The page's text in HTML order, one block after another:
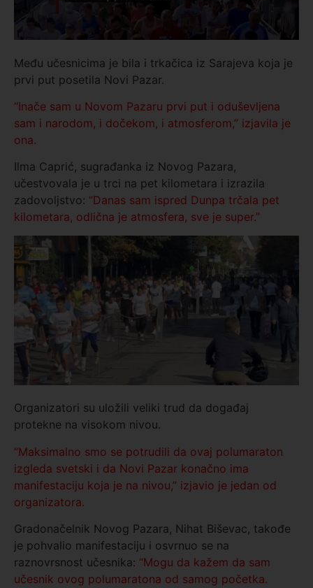
Među učesnicima je bila i trkačica iz Sarajeva koja je
prvi put posetila Novi Pazar.
“Inače sam u Novom Pazaru prvi put i oduševljena
sam i narodom, i dočekom, i atmosferom,” izjavila je
ona.
Ilma Caprić, sugrađanka iz Novog Pazara,
učestvovala je u trci na pet kilometara i izrazila
zadovoljstvo: “Danas sam ispred Dunpa trčala pet
kilometara, odlična je atmosfera, sve je super.”
Organizatori su uložili veliki trud da događaj
protekne na visokom nivou.
“Maksimalno smo se potrudili da ovaj polumaraton
izgleda svetski i da Novi Pazar konačno ima
manifestaciju koja je na nivou,” izjavio je jedan od
organizatora.
Gradonačelnik Novog Pazara, Nihat Biševac, takođe
je pohvalio manifestaciju i osvrnuo se na
raznovrsnost učesnika: “Mogu da kažem da sam
učesnik ovog polumaratona od samog početka.